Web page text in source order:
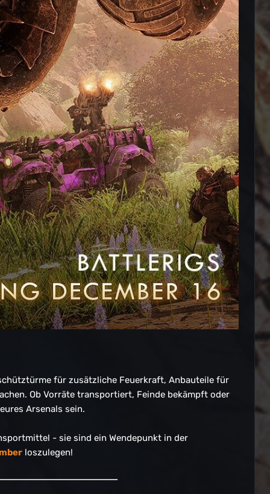
für zusätzliche Feuerkraft, Anbauteile für
Ob Vorräte transportiert, Feinde bekämpft oder
Arsenals sein.
- sie sind ein Wendepunkt in der
loszulegen!